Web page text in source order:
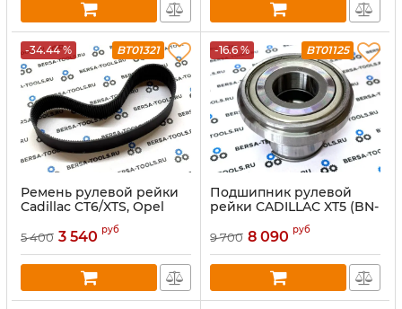
-34.44 % BT01321
Ремень рулевой рейки
Cadillac CT6/XTS, Opel
Astra (348-26-174)
5 400 3 540 руб
-16.6 % BT01125
Подшипник рулевой
рейки CADILLAC XT5 (BN-
9 700 8 090 руб